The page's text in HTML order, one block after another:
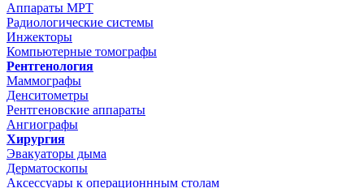
Аппараты МРТ
Радиологические системы
Инжекторы
Компьютерные томографы
Рентгенология
Маммографы
Денситометры
Рентгеновские аппараты
Ангиографы
Хирургия
Эвакуаторы дыма
Дерматоскопы
Аксессуары к операционнным столам